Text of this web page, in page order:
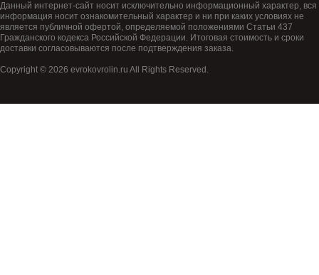
Данный интернет-сайт носит исключительно информационный характер, вся
информация носит ознакомительный характер и ни при каких условиях не
является публичной офертой, определяемой положениями Статьи 437
Гражданского кодекса Российской Федерации. Итоговая стоимость и сроки
доставки согласовываются после подтверждения заказа.
Copyright © 2026 evrokovrolin.ru All Rights Reserved.